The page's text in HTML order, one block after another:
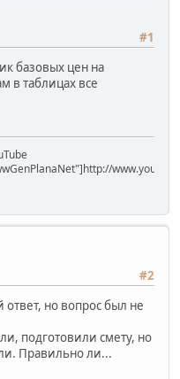
#1
базовых цен на
в таблицах все
#2
ответ, но вопрос был не
подготовили смету, но
Правильно ли...